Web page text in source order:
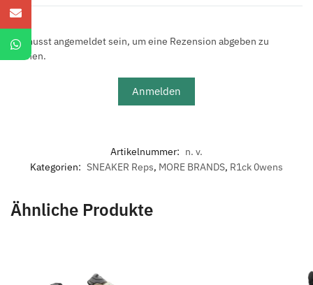
Du musst angemeldet sein, um eine Rezension abgeben zu
können.
Anmelden
Artikelnummer: n. v.
Kategorien: SNEAKER Reps, MORE BRANDS, R1ck 0wens
Ähnliche Produkte